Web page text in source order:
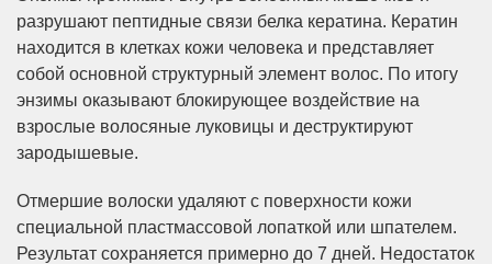
разрушают пептидные связи белка кератина. Кератин
находится в клетках кожи человека и представляет
собой основной структурный элемент волос. По итогу
энзимы оказывают блокирующее воздействие на
взрослые волосяные луковицы и деструктируют
зародышевые.
Отмершие волоски удаляют с поверхности кожи
специальной пластмассовой лопаткой или шпателем.
Результат сохраняется примерно до 7 дней. Недостаток